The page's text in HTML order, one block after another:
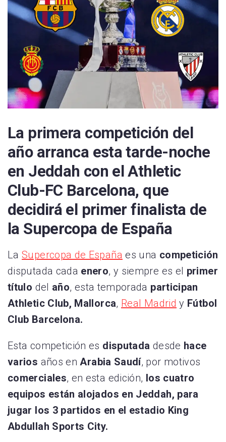
La primera competición del
año arranca esta tarde-noche
en Jeddah con el Athletic
Club-FC Barcelona, que
decidirá el primer finalista de
la Supercopa de España
LaSupercopa de España es una competición
disputada cada enero, y siempre es el primer
título del año, esta temporada participan
Athletic Club, Mallorca, Real Madrid y Fútbol
Club Barcelona.
Esta competición es disputada desde hace
varios años enArabia Saudí, por motivos
comerciales, en esta edición, los cuatro
equipos están alojados en Jeddah, para
jugar los 3 partidos en el estadio King
Abdullah Sports City.